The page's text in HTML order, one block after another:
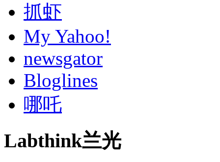
抓虾
My Yahoo!
newsgator
Bloglines
哪吒
Labthink兰光